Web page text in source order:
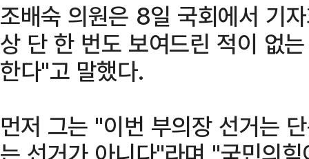
조배숙 의원은 8일 국회에서 기
상 단 한 번도 보여드린 적이 없
한다"고 말했다.
먼저 그는 "이번 부의장 선거는